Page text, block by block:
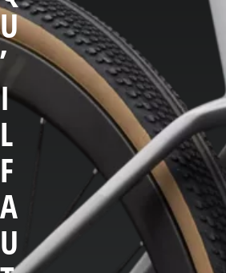
U
’
I
L
F
A
U